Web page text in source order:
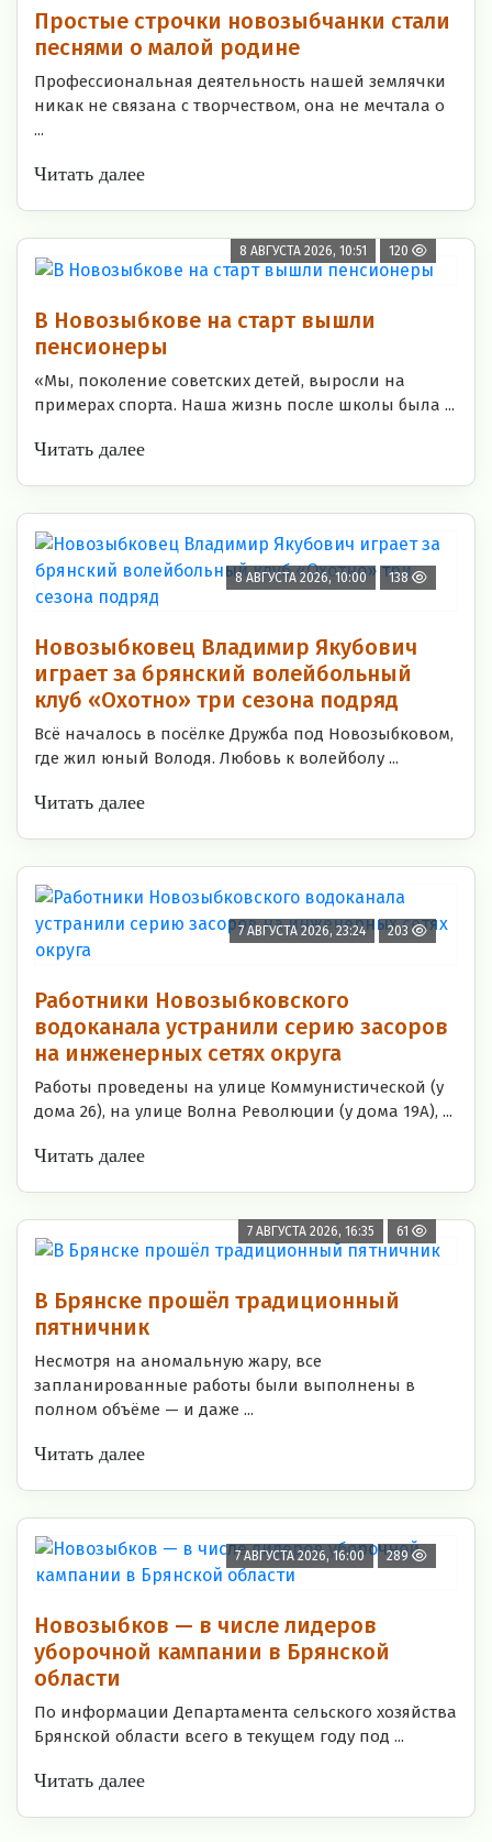
Простые строчки новозыбчанки стали
песнями о малой родине
Профессиональная деятельность нашей землячки
никак не связана с творчеством, она не мечтала о
...
Читать далее
8 АВГУСТА 2026, 10:51 120
В Новозыбкове на старт вышли
пенсионеры
«Мы, поколение советских детей, выросли на
примерах спорта. Наша жизнь после школы была ...
Читать далее
8 АВГУСТА 2026, 10:00 138
Новозыбковец Владимир Якубович
играет за брянский волейбольный
клуб «Охотно» три сезона подряд
Всё началось в посёлке Дружба под Новозыбковом,
где жил юный Володя. Любовь к волейболу ...
Читать далее
7 АВГУСТА 2026, 23:24 203
Работники Новозыбковского
водоканала устранили серию засоров
на инженерных сетях округа
Работы проведены на улице Коммунистической (у
дома 26), на улице Волна Революции (у дома 19А), ...
Читать далее
7 АВГУСТА 2026, 16:35 61
В Брянске прошёл традиционный
пятничник
Несмотря на аномальную жару, все
запланированные работы были выполнены в
полном объёме — и даже ...
Читать далее
7 АВГУСТА 2026, 16:00 289
Новозыбков — в числе лидеров
уборочной кампании в Брянской
области
По информации Департамента сельского хозяйства
Брянской области всего в текущем году под ...
Читать далее